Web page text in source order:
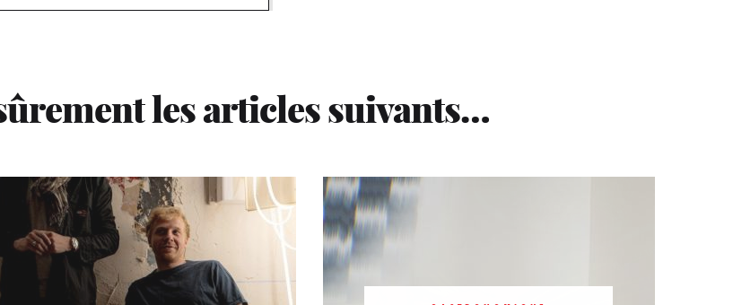
les articles suivants…